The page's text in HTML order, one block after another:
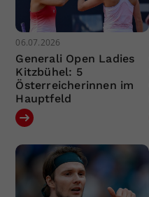
06.07.2026
Generali Open Ladies
Kitzbühel: 5
Österreicherinnen im
Hauptfeld